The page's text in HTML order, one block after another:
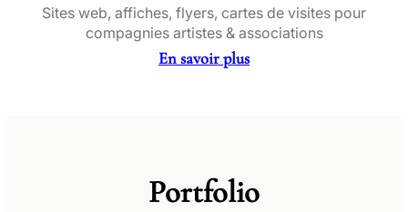
Sites web, affiches, flyers, cartes de visites pour
compagnies artistes & associations
En savoir plus
Portfolio